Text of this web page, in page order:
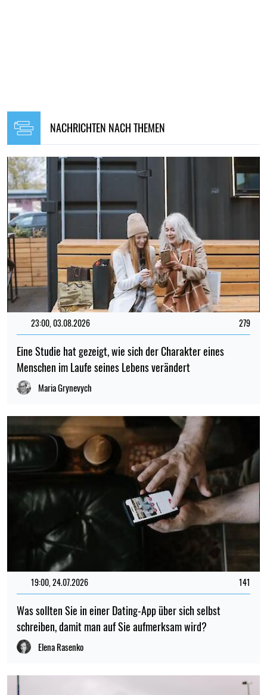
NACHRICHTEN NACH THEMEN
23:00, 03.08.2026 279
Eine Studie hat gezeigt, wie sich der Charakter eines
Menschen im Laufe seines Lebens verändert
Maria Grynevych
19:00, 24.07.2026 141
Was sollten Sie in einer Dating-App über sich selbst
schreiben, damit man auf Sie aufmerksam wird?
Elena Rasenko